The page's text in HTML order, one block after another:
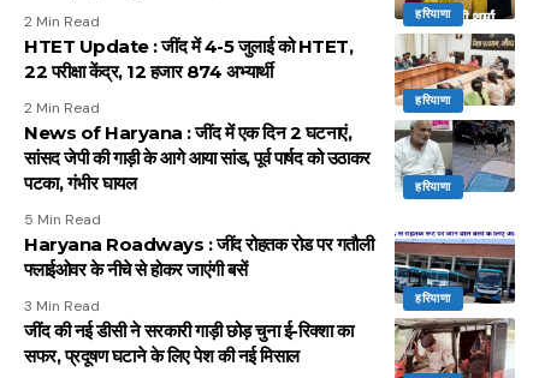
हरियाणा
2 Min Read
हरियाणा
HTET Update : जींद में 4-5 जुलाई को HTET,
22 परीक्षा केंद्र, 12 हजार 874 अभ्यार्थी
2 Min Read
हरियाणा
News of Haryana : जींद में एक दिन 2 घटनाएं,
सांसद जेपी की गाड़ी के आगे आया सांड, पूर्व पार्षद को उठाकर
पटका, गंभीर घायल
5 Min Read
हरियाणा
Haryana Roadways : जींद रोहतक रोड पर गतौली
फ्लाईओवर के नीचे से होकर जाएंगी बसें
3 Min Read
जींद की नई डीसी ने सरकारी गाड़ी छोड़ चुना ई-रिक्शा का
सफर, प्रदूषण घटाने के लिए पेश की नई मिसाल